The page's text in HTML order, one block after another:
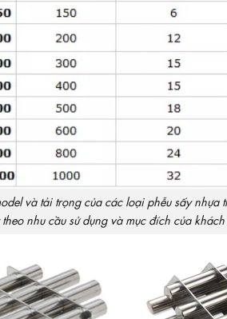
và tải trọng của các loại phễu sấy
theo nhu cầu sử dụng và mục đích của